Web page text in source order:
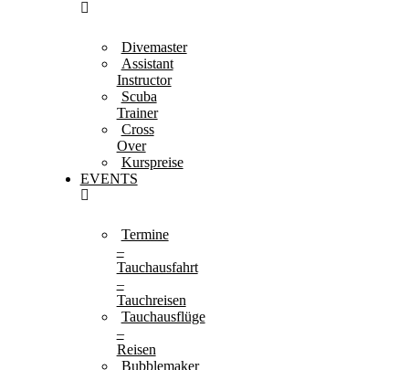
Divemaster
Assistant
Instructor
Scuba
Trainer
Cross
Over
Kurspreise
EVENTS
Termine
–
Tauchausfahrt
–
Tauchreisen
Tauchausflüge
–
Reisen
Bubblemaker